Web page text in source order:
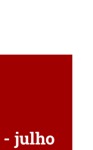
- julho